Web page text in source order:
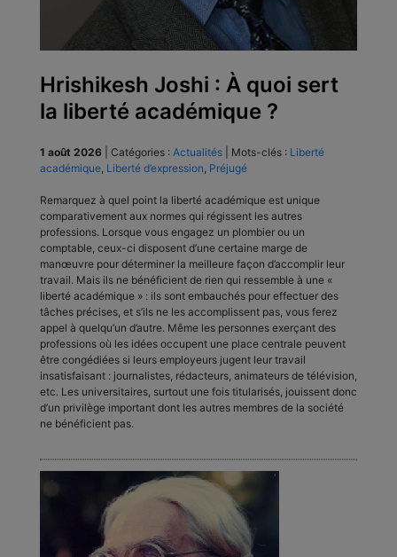
Hrishikesh Joshi : À quoi sert
la liberté académique ?
1 août 2026 Catégories : Actualités Mots-clés : Liberté
académique, Liberté d’expression, Préjugé
Remarquez à quel point la liberté académique est unique
comparativement aux normes qui régissent les autres
professions. Lorsque vous engagez un plombier ou un
comptable, ceux-ci disposent d’une certaine marge de
manœuvre pour déterminer la meilleure façon d’accomplir leur
travail. Mais ils ne bénéficient de rien qui ressemble à une «
liberté académique » : ils sont embauchés pour effectuer des
tâches précises, et s’ils ne les accomplissent pas, vous ferez
appel à quelqu’un d’autre. Même les personnes exerçant des
professions où les idées occupent une place centrale peuvent
être congédiées si leurs employeurs jugent leur travail
insatisfaisant : journalistes, rédacteurs, animateurs de télévision,
etc. Les universitaires, surtout une fois titularisés, jouissent donc
d’un privilège important dont les autres membres de la société
ne bénéficient pas.